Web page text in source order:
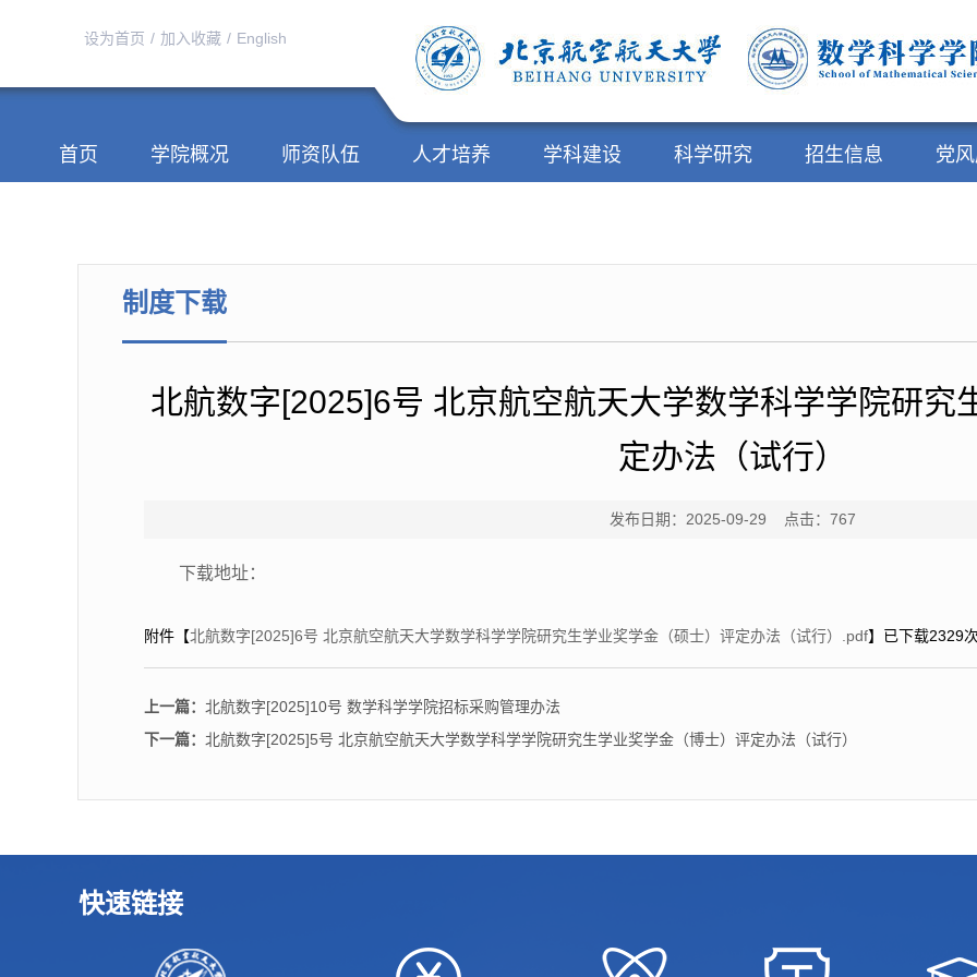
设为首页 / 加入收藏 / English
首页 学院概况 师资队伍 人才培养 学科建设 科学研究 招生信息 党
制度下载
北航数字[2025]6号 北京航空航天大学数学科学学院研究
定办法（试行）
发布日期：2025-09-29 点击： 767
下载地址：
附件【北航数字[2025]6号 北京航空航天大学数学科学学院研究生学业奖学金（硕士）评定办法（试行）.pdf】已下载2329
上一篇： 北航数字[2025]10号 数学科学学院招标采购管理办法
下一篇： 北航数字[2025]5号 北京航空航天大学数学科学学院研究生学业奖学金（博士）评定办法（试行）
快速链接